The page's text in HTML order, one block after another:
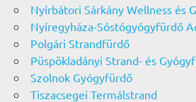
Nyírbátori Sárkány Wellness és
Nyíregyháza-Sóstógyógyfürdő
Polgári Strandfürdő
Püspökladányi Strand- és
Szolnok Gyógyfürdő
Tiszacsegei Termálstrand